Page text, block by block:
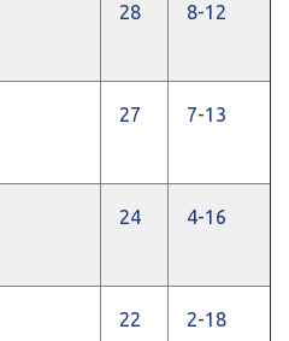
28 8-12
27 7-13
24 4-16
22 2-18